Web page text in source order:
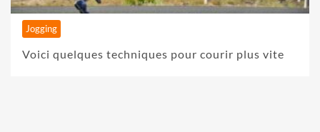
Jogging
Voici quelques techniques pour courir plus vite